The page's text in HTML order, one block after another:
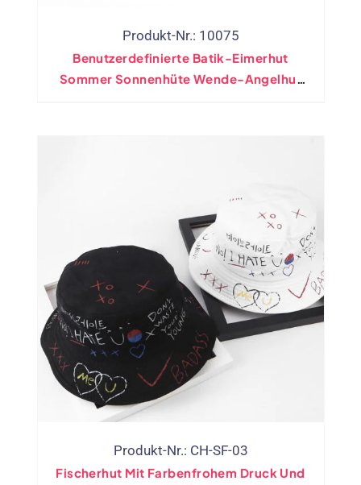
Produkt-Nr.: 10075
Benutzerdefinierte Batik-Eimerhut
Sommer Sonnenhüte Wende-Angelhut
Produkt-Nr.: CH-SF-03
Fischerhut Mit Farbenfrohem Druck Und